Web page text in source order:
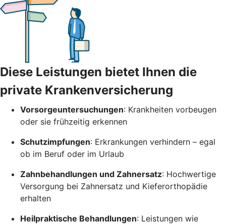
Diese Leistungen bietet Ihnen die
private Krankenversicherung
Vorsorgeuntersuchungen: Krankheiten vorbeugen
oder sie frühzeitig erkennen
Schutzimpfungen: Erkrankungen verhindern – egal
ob im Beruf oder im Urlaub
Zahnbehandlungen und Zahnersatz: Hochwertige
Versorgung bei Zahnersatz und Kieferorthopädie
erhalten
Heilpraktische Behandlungen: Leistungen wie